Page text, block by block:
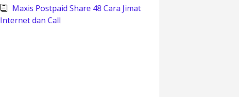
Maxis Postpaid Share 48 Cara Jimat
Internet dan Call